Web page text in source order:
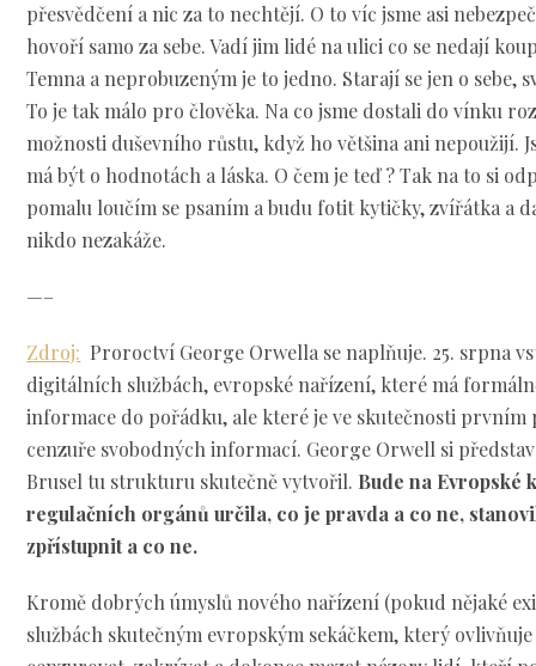
přesvědčení a nic za to nechtějí. O to víc jsme asi
hovoří samo za sebe. Vadí jim lidé na ulici co se nedají
Temna a neprobuzeným je to jedno. Starají se jen o sebe,
To je tak málo pro člověka. Na co jsme dostali do vínku
možnosti duševního růstu, když ho většina ani nepoužijí.
má být o hodnotách a láska. O čem je teď ? Tak na to si
pomalu loučím se psaním a budu fotit kytičky, zvířátka a
nikdo nezakáže.
—–
Zdroj: Proroctví George Orwella se naplňuje. 25. srpna
digitálních službách, evropské nařízení, které má
informace do pořádku, ale které je ve skutečnosti
cenzuře svobodných informací. George Orwell si
Brusel tu strukturu skutečně vytvořil. Bude na Evropské
regulačních orgánů určila, co je pravda a co ne,
zpřístupnit a co ne.
Kromě dobrých úmyslů nového nařízení (pokud nějaké
službách skutečným evropským sekáčkem, který